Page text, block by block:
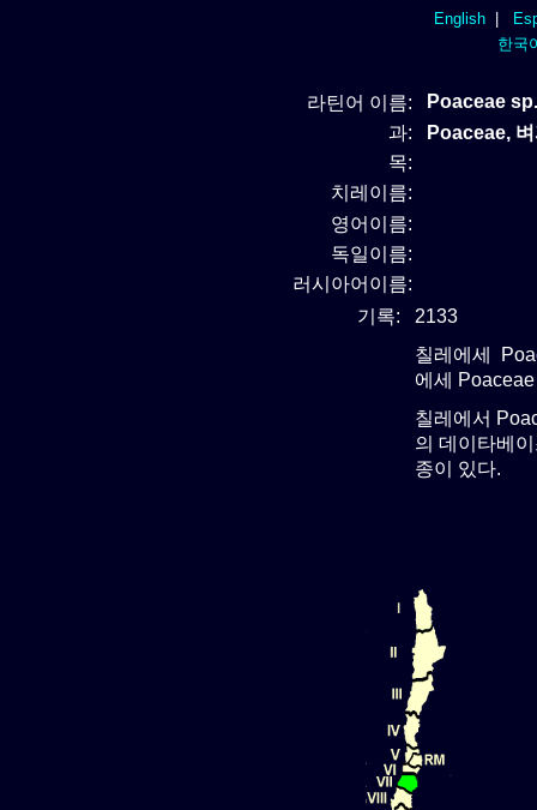
English|
한국
라틴어 이름:
Poaceae
과:
Poaceae,
목:
치레이름:
영어이름:
독일이름:
러시아어이름:
기록:
2133
칠레에세
에세
칠레에서
의 데이타베
종이 있다.